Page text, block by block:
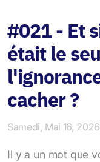
#021 - Et
était le
cacher ?
Samedi, Mai 16, 2026
Il y a un mot que